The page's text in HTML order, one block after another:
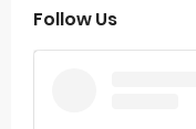
Follow Us